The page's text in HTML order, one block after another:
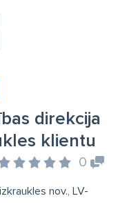
direkcija
klientu
0
nov., LV-